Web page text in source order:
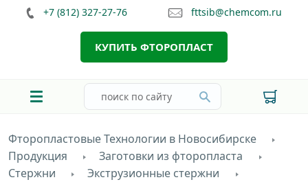
+7 (812) 327-27-76 fttsib@chemcom.ru
КУПИТЬ ФТОРОПЛАСТ
Фторопластовые Технологии в Новосибирске
Продукция
Заготовки из фторопласта
Стержни
Экструзионные стержни